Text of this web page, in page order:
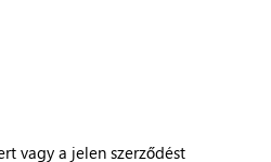
vagy a jelen szerződést